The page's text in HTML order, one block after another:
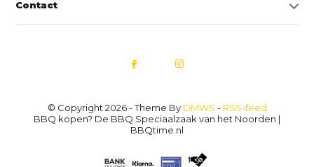
Contact
© Copyright 2026 - Theme By DMWS - RSS-feed
BBQ kopen? De BBQ Speciaalzaak van het Noorden |
BBQtime.nl